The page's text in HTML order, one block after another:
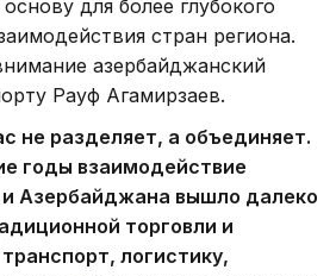
для более глубокого
стран региона.
азербайджанский
Рауф Агамирзаев.
не разделяет, а объединяет.
годы взаимодействие
и Азербайджана вышло далеко
торговли и
логистику,